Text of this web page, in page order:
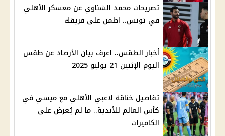
تصريحات محمد الشناوي عن معسكر الأهلي
في تونس.. اطمن على فريقك
أخبار الطقس.. اعرف بيان الأرصاد عن طقس
اليوم الإثنين 21 يوليو 2025
تفاصيل خناقة لاعبي الأهلي مع ميسي في
كأس العالم للأندية.. ما لم يُعرض على
الكاميرات